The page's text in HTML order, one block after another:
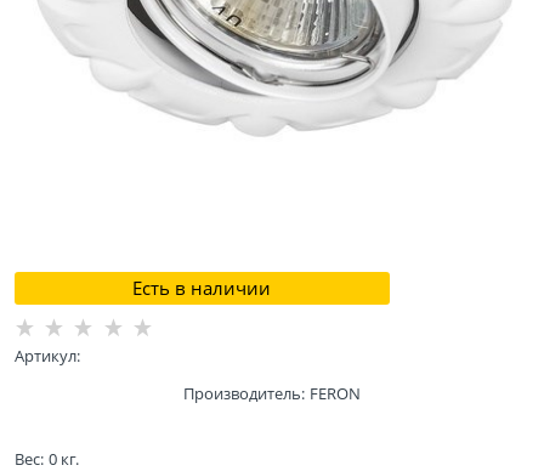
Есть в наличии
Артикул:
Производитель: FERON
Вес: 0 кг.